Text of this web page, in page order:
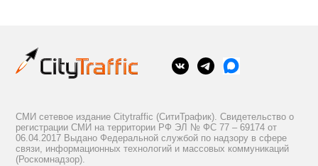
СМИ сетевое издание Citytraffic (СитиТрафик). Свидетельство о
регистрации СМИ на территории РФ ЭЛ № ФС 77 – 69174 от
06.04.2017 Выдано Федеральной службой по надзору в сфере
связи, информационных технологий и массовых коммуникаций
(Роскомнадзор).